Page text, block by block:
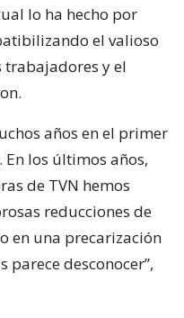
lo ha hecho por
el valioso
trabajadores y el
años en el primer
los últimos años,
de TVN hemos
reducciones de
en una precarización
parece desconocer”,